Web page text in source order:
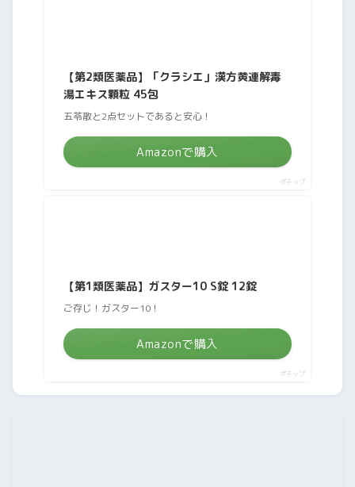
【第2類医薬品】「クラシエ」漢方黄連解毒
湯エキス顆粒 45包
五苓散と2点セットであると安心！
Amazonで購入
ポチップ
【第1類医薬品】ガスター10 S錠 12錠
ご存じ！ガスター10！
Amazonで購入
ポチップ